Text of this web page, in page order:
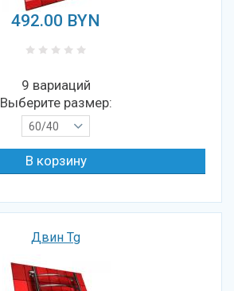
492.00 BYN
9 вариаций
Выберите размер:
60/40
Двин Tg